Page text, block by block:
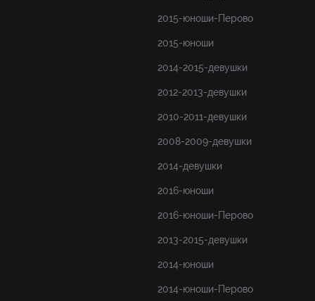
2015-юноши-Перово
2015-юноши
2014-2015-девушки
2012-2013-девушки
2010-2011-девушки
2008-2009-девушки
2014-девушки
2016-юноши
2016-юноши-Перово
2013-2015-девушки
2014-юноши
2014-юноши-Перово